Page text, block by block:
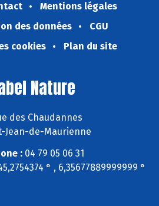
Mentions légales
des données
CGU
cookies
Plan du site
Nature
des Chaudannes
Jean-de-Maurienne
: 04 79 05 06 31
° , 6,35677889999999 °